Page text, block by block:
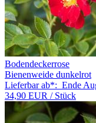
Bodendeckerrose
Bienenweide dunkelrot
Lieferbar ab*: Ende
34,90 EUR / Stück